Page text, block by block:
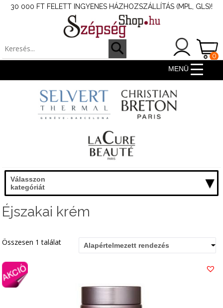
30 000 FT FELETT INGYENES HÁZHOZSZÁLLÍTÁS (MPL, GLS)!
0
MENÜ
Válasszon
kategóriát
Éjszakai krém
Összesen 1 találat Alapértelmezett rendezés